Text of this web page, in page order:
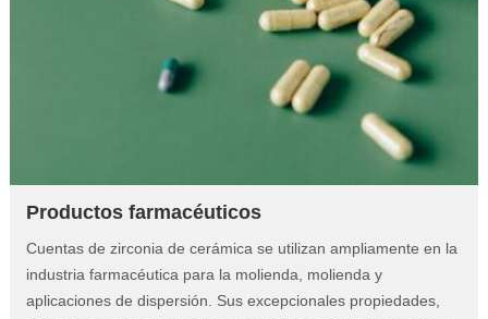
Productos farmacéuticos
Cuentas de zirconia de cerámica se utilizan ampliamente en la
industria farmacéutica para la molienda, molienda y
aplicaciones de dispersión. Sus excepcionales propiedades,